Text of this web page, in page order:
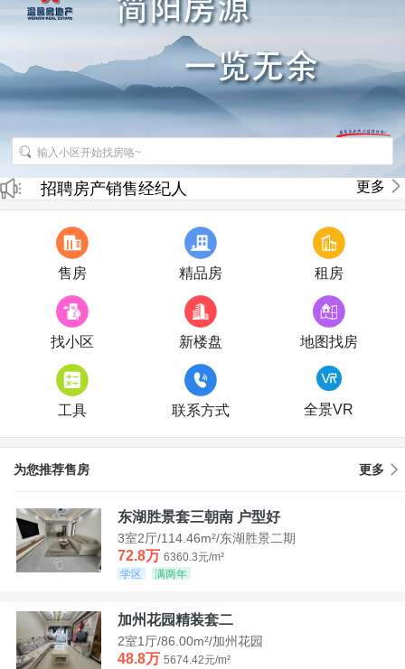
招聘房产销售经纪人
房产直播
更多
售房 精品房 租房
找小区 新楼盘 地图找房
工具 联系方式 全景VR
为您推荐售房 更多
东湖胜景套三朝南 户型好
3室2厅/114.46m²/东湖胜景二期
72.8万 6360.3元/m²
学区
满两年
加州花园精装套二
2室1厅/86.00m²/加州花园
48.8万 5674.42元/m²